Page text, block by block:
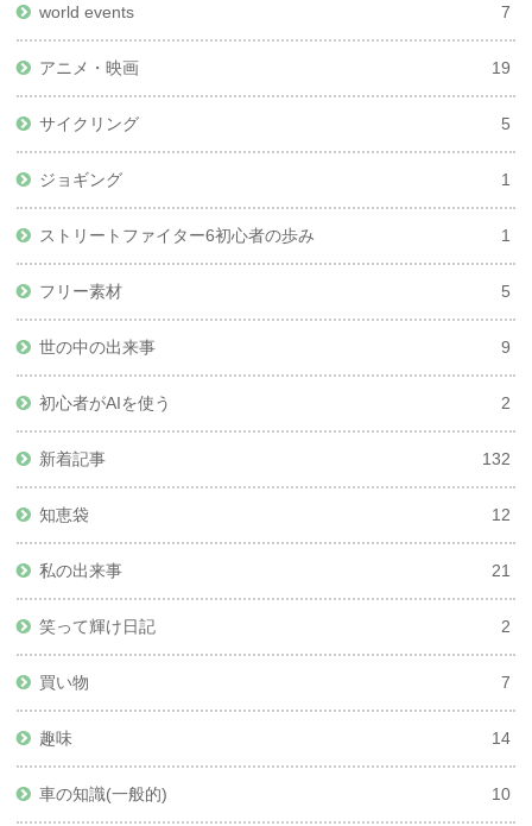
world events 7
アニメ・映画 19
サイクリング 5
ジョギング 1
ストリートファイター6初心者の歩み 1
フリー素材 5
世の中の出来事 9
初心者がAIを使う 2
新着記事 132
知恵袋 12
私の出来事 21
笑って輝け日記 2
買い物 7
趣味 14
車の知識(一般的) 10